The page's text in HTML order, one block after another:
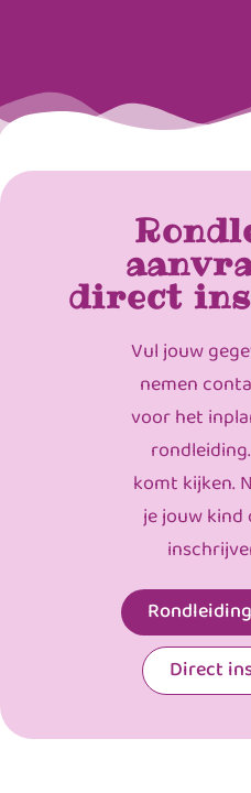
direct
Vul jouw
nemen
voor het
komt kijken.
je jouw
Direct